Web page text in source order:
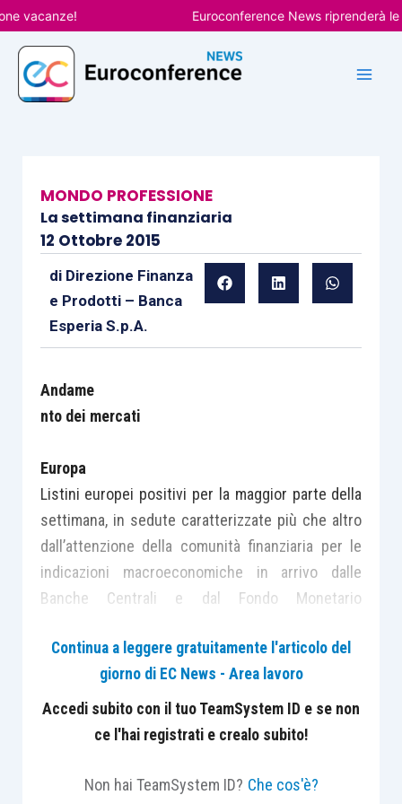
Vai
al
contenuto
Euroconference News riprenderà le
MONDO PROFESSIONE
La settimana finanziaria
12 Ottobre 2015
di Direzione Finanza
e Prodotti – Banca
Esperia S.p.A.
Andame
nto dei mercati
Europa
Listini europei positivi per la maggior parte della
settimana, in sedute caratterizzate più che altro
dall’attenzione della comunità finanziaria per le
indicazioni macroeconomiche in arrivo dalle
Banche Centrali e dal Fondo Monetario
Per tutta la settimana sono proseguiti a Lima i
meeting d’autunno del Fmi e della Banca
mondiale. Buone notizie per l’Italia sono arrivate
dal World Economic Outlook del Fondo, che
miglioramento e che sta facendo meglio del
Continua a leggere gratuitamente l'articolo del
giorno di EC News - Area lavoro
Accedi subito con il tuo TeamSystem ID e se non
ce l'hai registrati e crealo subito!
Non hai TeamSystem ID? Che cos'è?